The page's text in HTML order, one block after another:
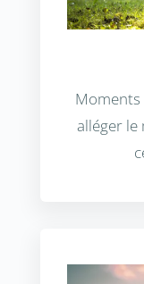
alléger